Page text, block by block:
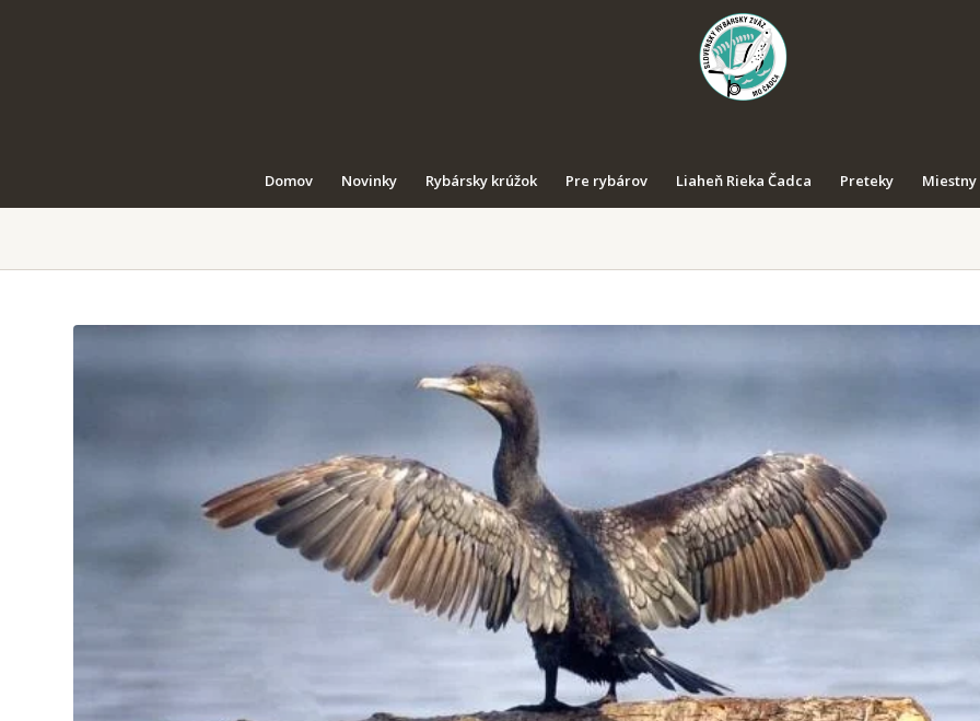
Domov Novinky Rybársky krúžok Pre rybárov Liaheň Rieka Čadca Preteky